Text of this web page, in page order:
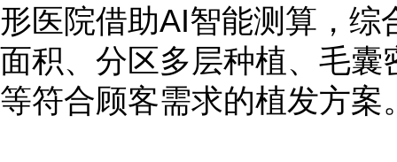
形医院借助AI智能测算，综
面积、分区多层种植、毛
等符合顾客需求的植发方案